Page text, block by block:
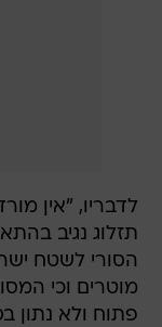
לדבריו, "אין
תזלוג נגיב
מוטרים וכי
פתוח ולא נתון